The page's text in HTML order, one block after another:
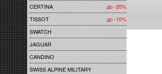
CERTINA
до -20%
TISSOT
до -10%
SWATCH
JAGUAR
CANDINO
SWISS ALPINE MILITARY